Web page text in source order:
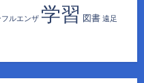
フルエンザ 学習 図書 遠足